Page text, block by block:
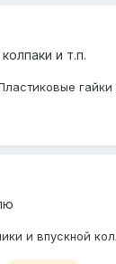
и т.п.
и впускной